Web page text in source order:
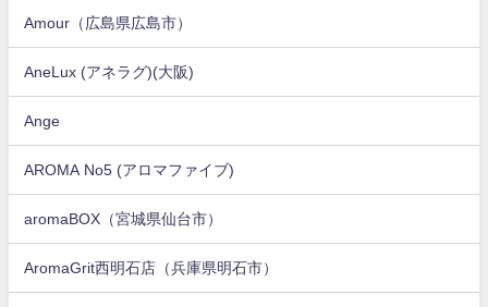
Amour（広島県広島市）
AneLux (アネラグ)(大阪)
Ange
AROMA No5 (アロマファイブ)
aromaBOX（宮城県仙台市）
AromaGrit西明石店（兵庫県明石市）